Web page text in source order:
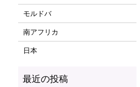
モルドバ
南アフリカ
日本